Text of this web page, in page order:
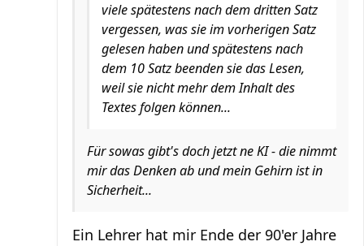
viele spätestens nach dem dritten Satz
vergessen, was sie im vorherigen Satz
gelesen haben und spätestens nach
dem 10 Satz beenden sie das Lesen,
weil sie nicht mehr dem Inhalt des
Textes folgen können...
Für sowas gibt's doch jetzt ne KI - die nimmt
mir das Denken ab und mein Gehirn ist in
Sicherheit...
Ein Lehrer hat mir Ende der 90'er Jahre